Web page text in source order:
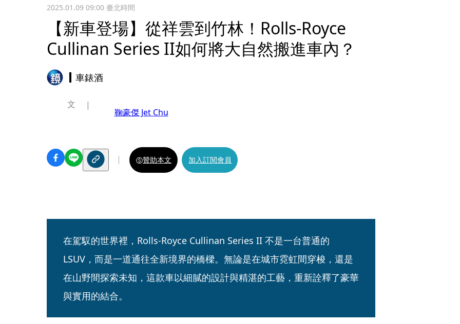
2025.01.09 09:00臺北時間
【新車登場】從祥雲到竹林！Rolls-Royce
Cullinan Series II如何將大自然搬進車內？
車錶酒
文
鞠豪傑 Jet Chu
贊助本文 加入訂閱會員
在駕馭的世界裡，Rolls-Royce Cullinan Series II 不是一台普通的
LSUV，而是一道通往全新境界的橋樑。無論是在城市霓虹間穿梭，還是
在山野間探索未知，這款車以細膩的設計與精湛的工藝，重新詮釋了豪華
與實用的結合。